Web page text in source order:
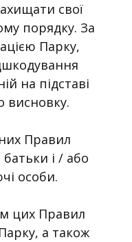
свої
порядку. За
Парку,
на підставі
висновку.
Правил
батьки і / або
особи.
цих Правил
а також